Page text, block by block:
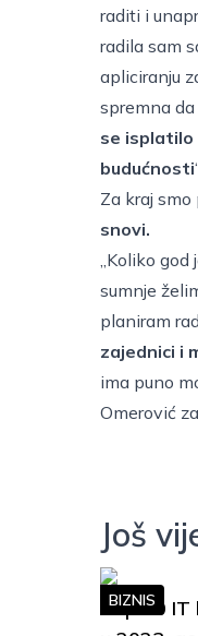
raditi i
radila sam
apliciranju
spremna
se isplatilo
budućnosti
Za kraj smo
snovi.
„Koliko
sumnje
planiram
zajednici i
ima puno
Omerović za
Još
Top 10
BIZNIS